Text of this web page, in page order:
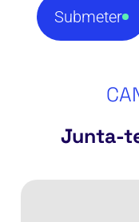
Submeter
Junta-
Administrativo